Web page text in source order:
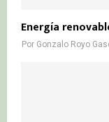
Energía
Por Gonzalo Royo